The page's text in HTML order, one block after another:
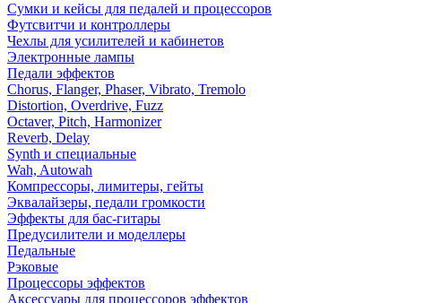
Сумки и кейсы для педалей и процессоров
Футсвитчи и контроллеры
Чехлы для усилителей и кабинетов
Электронные лампы
Педали эффектов
Chorus, Flanger, Phaser, Vibrato, Tremolo
Distortion, Overdrive, Fuzz
Octaver, Pitch, Harmonizer
Reverb, Delay
Synth и специальные
Wah, Autowah
Компрессоры, лимитеры, гейты
Эквалайзеры, педали громкости
Эффекты для бас-гитары
Предусилители и моделлеры
Педальные
Рэковые
Процессоры эффектов
Аксессуары для процессоров эффектов